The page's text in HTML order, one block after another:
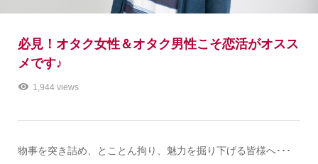
必見！オタク女性＆オタク男性こそ恋活がオスス
メです♪
1,944 views
物事を突き詰め、とことん拘り、魅力を掘り下げる皆様へ･･･